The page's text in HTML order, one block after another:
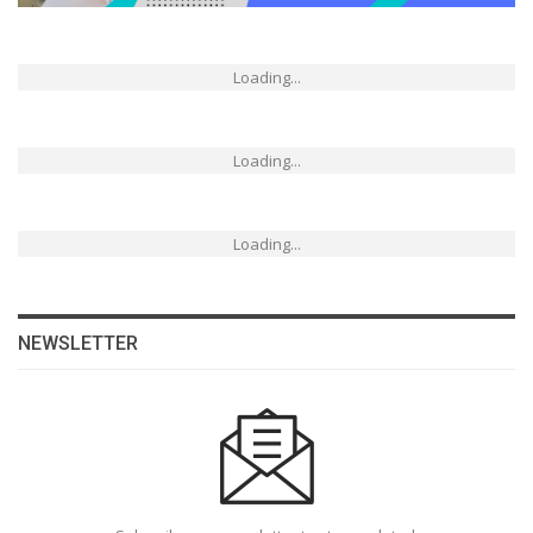
Loading...
Loading...
Loading...
NEWSLETTER